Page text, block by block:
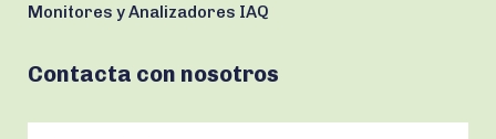
Monitores y Analizadores IAQ
Contacta con nosotros